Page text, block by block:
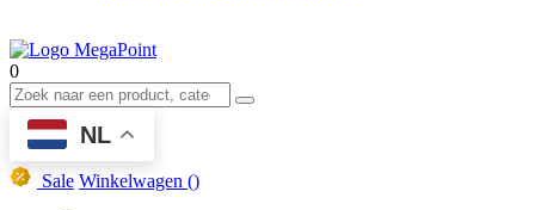
0
NL
Sale Winkelwagen ()